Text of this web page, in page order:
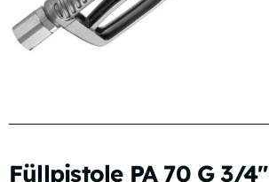
Füllpistole PA 70 G 3/4″